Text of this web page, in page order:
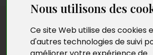
Nous utilisons des
Ce site Web utilise des cookies
d'autres technologies de suivi
Dédicaces